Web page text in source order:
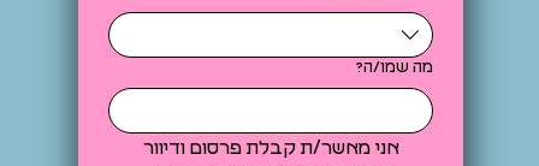
מה שמו/ה?
אני מאשר/ת קבלת פרסום ודיוור